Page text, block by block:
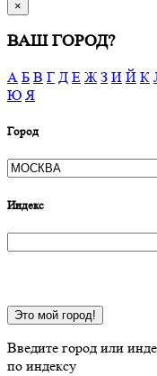
×
ВАШ ГОРОД?
А Б В Г Д Е Ж З И Й К
Ю Я
Город
Индекс
Это мой город!
Введите город или
по индексу